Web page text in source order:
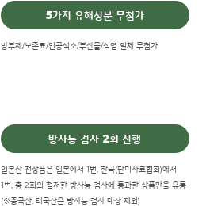
5가지 유해성분 무첨가
방부제/보존료/인공색소/부산물/식염 일체 무첨가
방사능 검사 2회 진행
일본산 전상품은 일본에서 1번, 한국(단미사료협회)에서
1번, 총 2회의 철저한 방사능 검사에 통과한 상품만을 유통
(※중국산, 태국산은 방사능 검사 대상 제외)